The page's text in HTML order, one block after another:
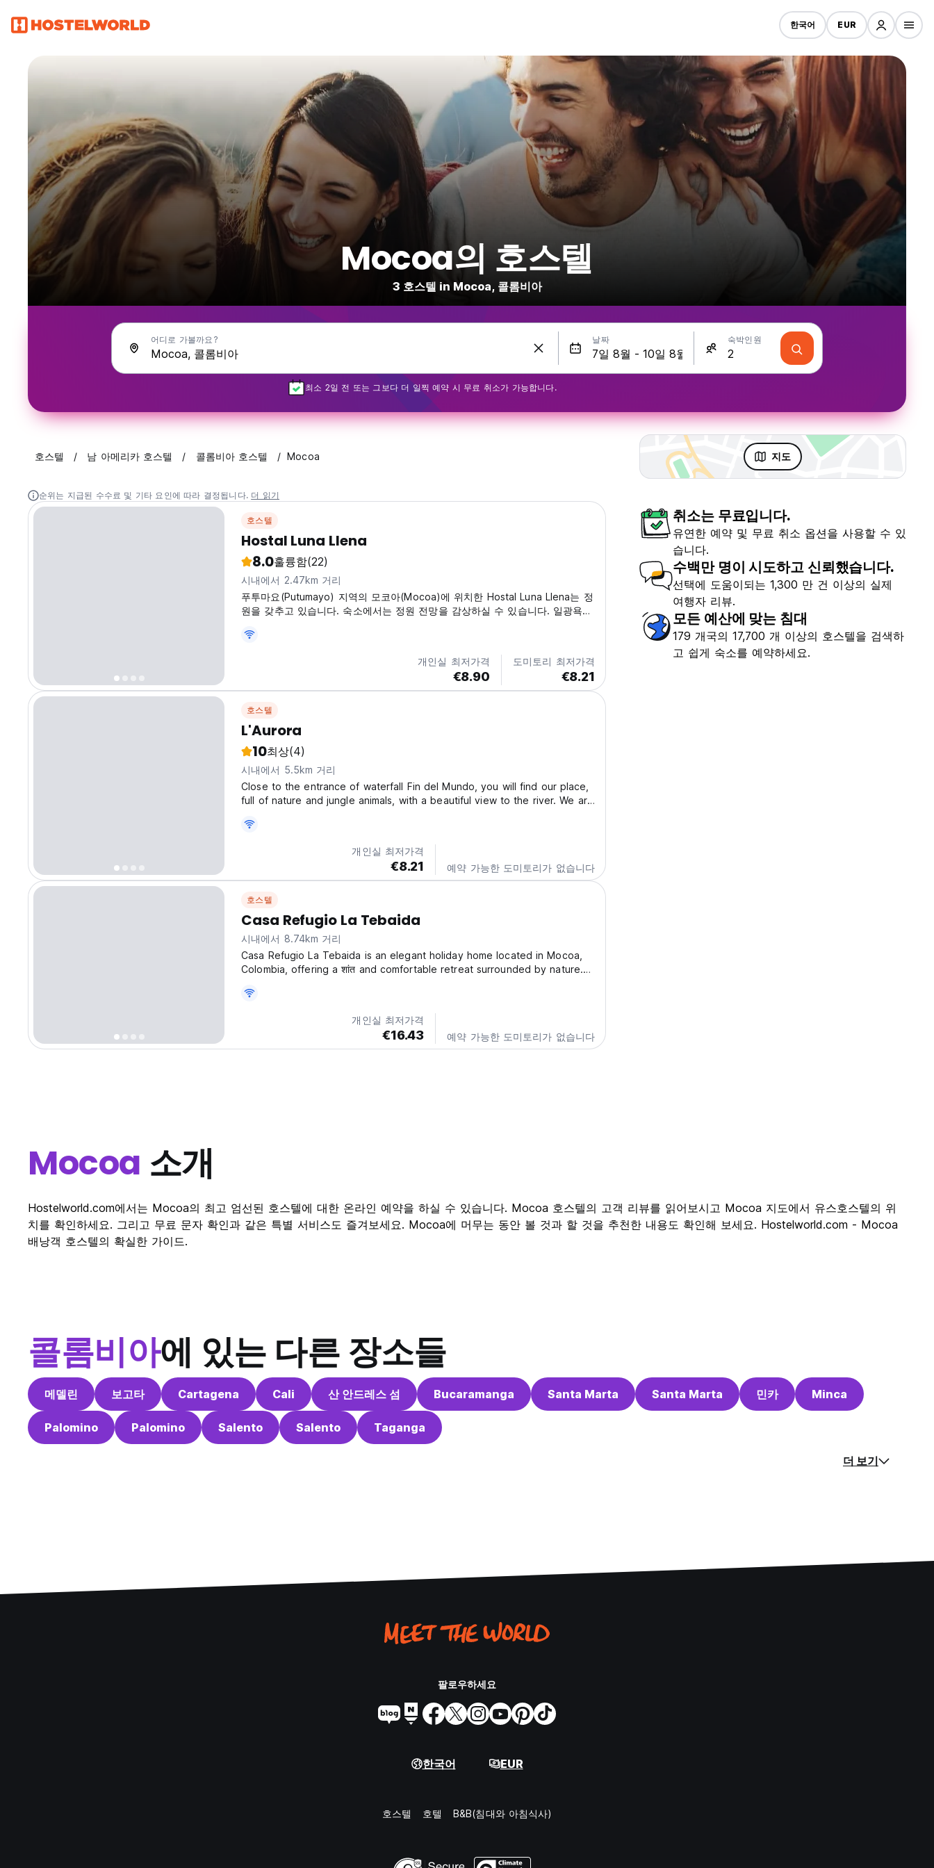
한국어 EUR
Mocoa의 호스텔
3 호스텔 in Mocoa, 콜롬비아
어디로 가볼까요? 날짜 숙박인원
최소 2일 전 또는 그보다 더 일찍 예약 시 무료 취소가 가능합니다.
호스텔 남 아메리카 호스텔 콜롬비아 호스텔 Mocoa 지도
순위는 지급된 수수료 및 기타 요인에 따라 결정됩니다. 더 읽기
호스텔
Hostal Luna Llena
8.0훌륭함(22)
시내에서 2.47km 거리
푸투마요(Putumayo) 지역의 모코아(Mocoa)에 위치한 Hostal Luna Llena는 정
원을 갖추고 있습니다. 숙소에서는 정원 전망을 감상하실 수 있습니다. 일광욕용
수 있습니다.
개인실 최저가격
€8.90
도미토리 최저가격
€8.21
호스텔
L'Aurora
10최상(4)
시내에서 5.5km 거리
Close to the entrance of waterfall Fin del Mundo, you will find our place,
full of nature and jungle animals, with a beautiful view to the river. We are
don't hear the streets noises....
개인실 최저가격
€8.21 예약 가능한 도미토리가 없습니다
호스텔
Casa Refugio La Tebaida
시내에서 8.74km 거리
Casa Refugio La Tebaida is an elegant holiday home located in Mocoa,
Colombia, offering a शांत and comfortable retreat surrounded by nature.
and a relaxing atmosphere. The house features...
개인실 최저가격
€16.43 예약 가능한 도미토리가 없습니다
취소는 무료입니다.
유연한 예약 및 무료 취소 옵션을 사용할 수 있
습니다.
수백만 명이 시도하고 신뢰했습니다.
선택에 도움이되는 1,300 만 건 이상의 실제
여행자 리뷰.
모든 예산에 맞는 침대
179 개국의 17,700 개 이상의 호스텔을 검색하
고 쉽게 숙소를 예약하세요.
Mocoa 소개
Hostelworld.com에서는 Mocoa의 최고 엄선된 호스텔에 대한 온라인 예약을 하실 수 있습니다. Mocoa 호스텔의 고객 리뷰를 읽어보시고 Mocoa 지도에서 유스호스텔의 위
치를 확인하세요. 그리고 무료 문자 확인과 같은 특별 서비스도 즐겨보세요. Mocoa에 머무는 동안 볼 것과 할 것을 추천한 내용도 확인해 보세요. Hostelworld.com - Mocoa
배낭객 호스텔의 확실한 가이드.
콜롬비아에 있는 다른 장소들
메델린 보고타 Cartagena Cali 산 안드레스 섬 Bucaramanga Santa Marta Santa Marta 민카 Minca
Palomino Palomino Salento Salento Taganga
더 보기
팔로우하세요
한국어 EUR
호스텔 호텔 B&B(침대와 아침식사)